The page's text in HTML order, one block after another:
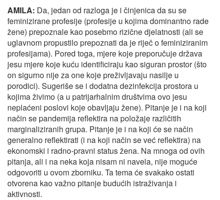
AMILA: Da, jedan od razloga je i činjenica da su se
feminizirane profesije (profesije u kojima dominantno rade
žene) prepoznale kao posebmo rizične djelatnosti (ali se
uglavnom propustilo prepoznati da je riječ o feminiziranim
profesijama). Pored toga, mjere koje preporučuje država
jesu mjere koje kuću identificiraju kao siguran prostor (što
on sigurno nije za one koje preživljavaju nasilje u
porodici). Sugeriše se i dodatna dezinfekcija prostora u
kojima živimo (a u patrijarhalnim društvima ovo jesu
neplaćeni poslovi koje obavljaju žene). Pitanje je i na koji
način se pandemija reflektira na položaje različitih
marginaliziranih grupa. Pitanje je i na koji će se način
generalno reflektirati (i na koji način se već reflektira) na
ekonomski i radno-pravni status žena. Na mnoga od ovih
pitanja, ali i na neka koja nisam ni navela, nije moguće
odgovoriti u ovom zborniku. Ta tema će svakako ostati
otvorena kao važno pitanje budućih istraživanja i
aktivnosti.